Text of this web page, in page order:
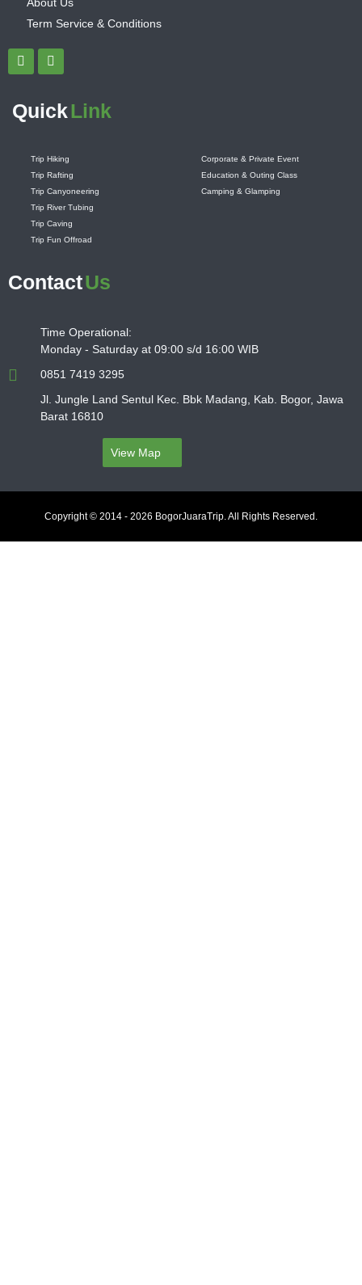
Term Service & Conditions
QuickLink
Trip Hiking
Trip Rafting
Trip Canyoneering
Trip River Tubing
Trip Caving
Trip Fun Offroad
Corporate & Private Event
Education & Outing Class
Camping & Glamping
ContactUs
Time Operational:
Monday - Saturday at 09:00 s/d 16:00 WIB
0851 7419 3295
Jl. Jungle Land Sentul Kec. Bbk Madang, Kab. Bogor, Jawa
Barat 16810
View Map
Copyright © 2014 - 2026 BogorJuaraTrip. All Rights Reserved.